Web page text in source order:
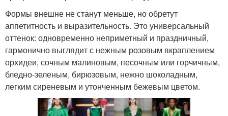
Формы внешне не станут меньше, но обретут
аппетитность и выразительность. Это универсальный
оттенок: одновременно неприметный и праздничный,
гармонично выглядит с нежным розовым вкраплением
орхидеи, сочным малиновым, песочным или горчичным,
бледно-зеленым, бирюзовым, нежно шоколадным,
легким сиреневым и утонченным бежевым цветом.